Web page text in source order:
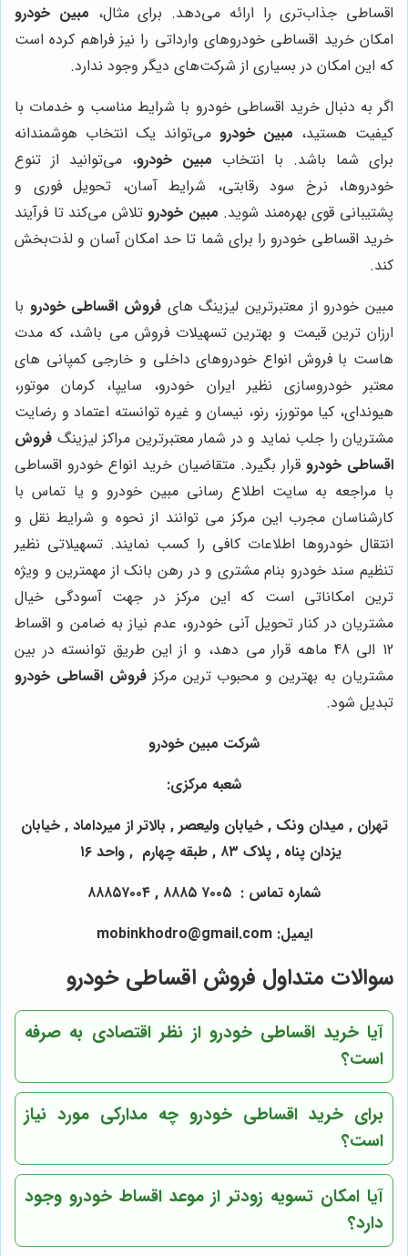
اقساطی جذاب‌تری را ارائه می‌دهد. برای مثال، مبین خودرو
امکان خرید اقساطی خودروهای وارداتی را نیز فراهم کرده است
که این امکان در بسیاری از شرکت‌های دیگر وجود ندارد.
اگر به دنبال خرید اقساطی خودرو با شرایط مناسب و خدمات با
کیفیت هستید، مبین خودرو می‌تواند یک انتخاب هوشمندانه
برای شما باشد. با انتخاب مبین خودرو، می‌توانید از تنوع
خودروها، نرخ سود رقابتی، شرایط آسان، تحویل فوری و
پشتیبانی قوی بهره‌مند شوید. مبین خودرو تلاش می‌کند تا فرآیند
خرید اقساطی خودرو را برای شما تا حد امکان آسان و لذت‌بخش
کند.
مبین خودرو از معتبرترین لیزینگ های فروش اقساطی خودرو با
ارزان ترین قیمت و بهترین تسهیلات فروش می باشد، که مدت
هاست با فروش انواع خودروهای داخلی و خارجی کمپانی های
معتبر خودروسازی نظیر ایران خودرو، سایپا، کرمان موتور،
هیوندای، کیا موتورز، رنو، نیسان و غیره توانسته اعتماد و رضایت
مشتریان را جلب نماید و در شمار معتبرترین مراکز لیزینگ فروش
اقساطی خودرو قرار بگیرد. متقاضیان خرید انواع خودرو اقساطی
با مراجعه به سایت اطلاع رسانی مبین خودرو و یا تماس با
کارشناسان مجرب این مرکز می توانند از نحوه و شرایط نقل و
انتقال خودروها اطلاعات کافی را کسب نمایند. تسهیلاتی نظیر
تنظیم سند خودرو بنام مشتری و در رهن بانک از مهمترین و ویژه
ترین امکاناتی است که این مرکز در جهت آسودگی خیال
مشتریان در کنار تحویل آنی خودرو، عدم نیاز به ضامن و اقساط
12 الی 48 ماهه قرار می دهد، و از این طریق توانسته در بین
مشتریان به بهترین و محبوب ترین مرکزفروش اقساطی خودرو
تبدیل شود.
شرکت مبین خودرو
شعبه مرکزی:
تهران , میدان ونک , خیابان ولیعصر , بالاتر از میرداماد , خیابان
یزدان پناه , پلاک ۸۳ , طبقه چهارم , واحد ۱۶
شماره تماس : ۷۰۰۵ ۸۸۸۵ , ۸۸۸۵۷۰۰۴
ایمیل: mobinkhodro@gmail.com
سوالات متداول فروش اقساطی خودرو
آیا خرید اقساطی خودرو از نظر اقتصادی به صرفه
است؟
برای خرید اقساطی خودرو چه مدارکی مورد نیاز
است؟
آیا امکان تسویه زودتر از موعد اقساط خودرو وجود
دارد؟